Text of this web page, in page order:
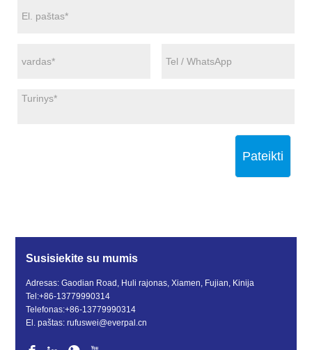
Pateikti
Susisiekite su mumis
Adresas: Gaodian Road, Huli rajonas, Xiamen, Fujian, Kinija
Tel:+86-13779990314
Telefonas:+86-13779990314
El. paštas:rufuswei@everpal.cn